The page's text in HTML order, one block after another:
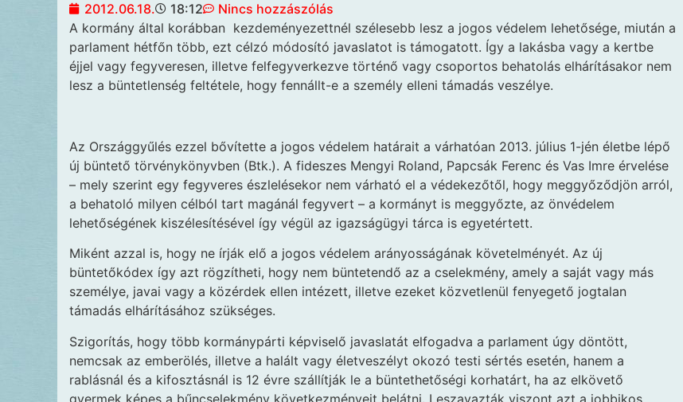
2012.06.18. 18:12
Nincs hozzászólás
A kormány által korábban kezdeményezettnél szélesebb lesz a jogos védelem lehetősége, miután a
parlament hétfőn több, ezt célzó módosító javaslatot is támogatott. Így a lakásba vagy a kertbe
éjjel vagy fegyveresen, illetve felfegyverkezve történő vagy csoportos behatolás elhárításakor nem
lesz a büntetlenség feltétele, hogy fennállt-e a személy elleni támadás veszélye.
Az Országgyűlés ezzel bővítette a jogos védelem határait a várhatóan 2013. július 1-jén életbe lépő
új büntető törvénykönyvben (Btk.). A fideszes Mengyi Roland, Papcsák Ferenc és Vas Imre érvelése
– mely szerint egy fegyveres észlelésekor nem várható el a védekezőtől, hogy meggyőződjön arról,
a behatoló milyen célból tart magánál fegyvert – a kormányt is meggyőzte, az önvédelem
lehetőségének kiszélesítésével így végül az igazságügyi tárca is egyetértett.
Miként azzal is, hogy ne írják elő a jogos védelem arányosságának követelményét. Az új
büntetőkódex így azt rögzítheti, hogy nem büntetendő az a cselekmény, amely a saját vagy más
személye, javai vagy a közérdek ellen intézett, illetve ezeket közvetlenül fenyegető jogtalan
támadás elhárításához szükséges.
Szigorítás, hogy több kormánypárti képviselő javaslatát elfogadva a parlament úgy döntött,
nemcsak az emberölés, illetve a halált vagy életveszélyt okozó testi sértés esetén, hanem a
rablásnál és a kifosztásnál is 12 évre szállítják le a büntethetőségi korhatárt, ha az elkövető
gyermek képes a bűncselekmény következményeit belátni. Leszavazták viszont azt a jobbikos